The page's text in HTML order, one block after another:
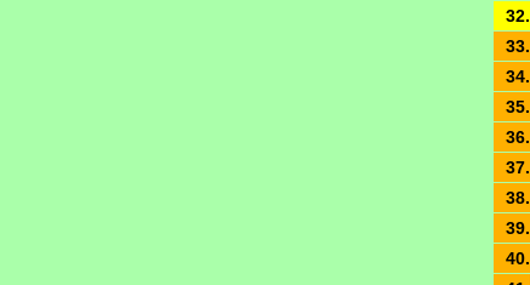
32.
33.
34.
35.
36.
37.
38.
39.
40.